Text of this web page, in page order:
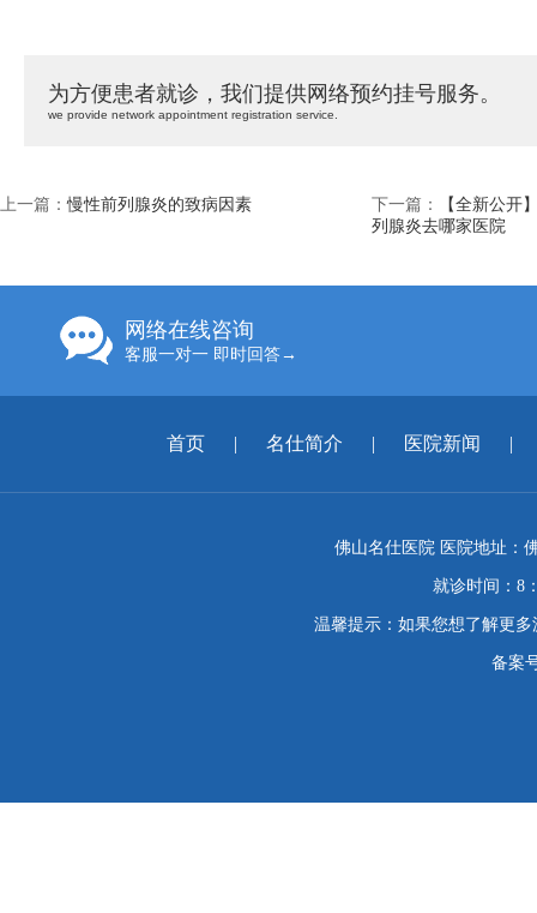
为方便患者就诊，我们提供网络预约挂号服务。
we provide network appointment registration service.
上一篇：慢性前列腺炎的致病因素 下一篇：
【全新公开
列腺炎去哪家医院
网络在线咨询
客服一对一 即时回答→
首页 | 名仕简介 | 医院新闻 |
佛山名仕医院 医院地址：
就诊时间：8
温馨提示：如果您想了解更
备案